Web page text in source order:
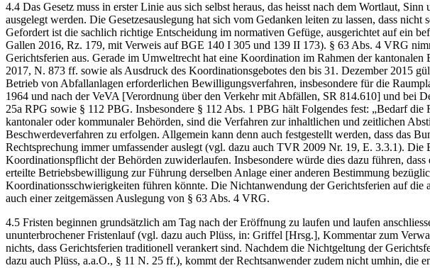
4.4 Das Gesetz muss in erster Linie aus sich selbst heraus, das heisst nach dem Wortlaut,
ausgelegt werden. Die Gesetzesauslegung hat sich vom Gedanken leiten zu lassen, dass
Gefordert ist die sachlich richtige Entscheidung im normativen Gefüge, ausgerichtet auf ein
Gallen 2016, Rz. 179, mit Verweis auf BGE 140 I 305 und 139 II 173). § 63 Abs. 4 VRG
Gerichtsferien aus. Gerade im Umweltrecht hat eine Koordination im Rahmen der
2017, N. 873 ff. sowie als Ausdruck des Koordinationsgebotes den bis 31. Dezember 2015
Betrieb von Abfallanlagen erforderlichen Bewilligungsverfahren, insbesondere für die
1964 und nach der VeVA [Verordnung über den Verkehr mit Abfällen, SR 814.610] und bei
25a RPG sowie § 112 PBG. Insbesondere § 112 Abs. 1 PBG hält Folgendes fest: „Bedarf
kantonaler oder kommunaler Behörden, sind die Verfahren zur inhaltlichen und zeitlichen
Beschwerdeverfahren zu erfolgen. Allgemein kann denn auch festgestellt werden, dass das
Rechtsprechung immer umfassender auslegt (vgl. dazu auch TVR 2009 Nr. 19, E. 3.3.1).
Koordinationspflicht der Behörden zuwiderlaufen. Insbesondere würde dies dazu führen,
erteilte Betriebsbewilligung zur Führung derselben Anlage einer anderen Bestimmung
Koordinationsschwierigkeiten führen könnte. Die Nichtanwendung der Gerichtsferien auf
auch einer zeitgemässen Auslegung von § 63 Abs. 4 VRG.
4.5 Fristen beginnen grundsätzlich am Tag nach der Eröffnung zu laufen und laufen
ununterbrochener Fristenlauf (vgl. dazu auch Plüss, in: Griffel [Hrsg.], Kommentar zum
nichts, dass Gerichtsferien traditionell verankert sind. Nachdem die Nichtgeltung der
dazu auch Plüss, a.a.O., § 11 N. 25 ff.), kommt der Rechtsanwender zudem nicht umhin, die